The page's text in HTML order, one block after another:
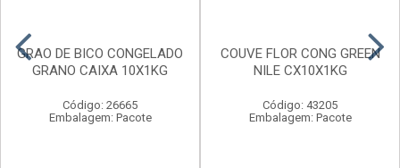
GRAO DE BICO CONGELADO
GRANO CAIXA 10X1KG
Código: 26665
Embalagem: Pacote
COUVE FLOR CONG GREEN
NILE CX10X1KG
Código: 43205
Embalagem: Pacote